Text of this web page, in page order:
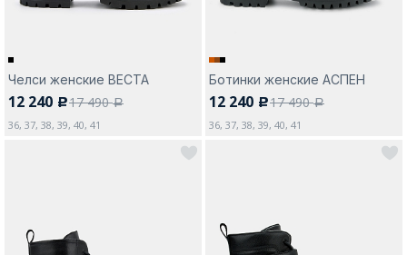
Челси женские ВЕСТА
12 240 c17 490a
36, 37, 38, 39, 40, 41
Ботинки женские АСПЕН
12 240 c17 490a
36, 37, 38, 39, 40, 41